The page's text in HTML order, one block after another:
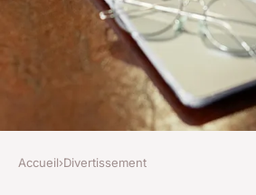
Accueil›Divertissement